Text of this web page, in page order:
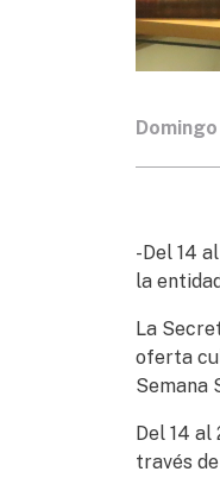
-Del 14
la
La
oferta
Semana
Del 14
través